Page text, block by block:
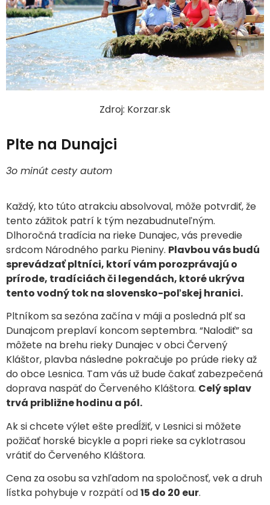
Zdroj: Korzar.sk
Plte na Dunajci
3o minút cesty autom
Každý, kto túto atrakciu absolvoval, môže potvrdiť, že
tento zážitok patrí k tým nezabudnuteľným.
Dlhoročná tradícia na rieke Dunajec, vás prevedie
srdcom Národného parku Pieniny. Plavbou vás budú
sprevádzať pltníci, ktorí vám porozprávajú o
prírode, tradíciách či legendách, ktoré ukrýva
tento vodný tok na slovensko-poľskej hranici.
Pltníkom sa sezóna začína v máji a posledná plť sa
Dunajcom preplaví koncom septembra. “Nalodiť” sa
môžete na brehu rieky Dunajec v obci Červený
Kláštor, plavba následne pokračuje po prúde rieky až
do obce Lesnica. Tam vás už bude čakať zabezpečená
doprava naspäť do Červeného Kláštora. Celý splav
trvá približne hodinu a pól.
Ak si chcete výlet ešte predĺžiť, v Lesnici si môžete
požičať horské bicykle a popri rieke sa cyklotrasou
vrátiť do Červeného Kláštora.
Cena za osobu sa vzhľadom na spoločnosť, vek a druh
lístka pohybuje v rozpätí od15 do 20 eur.